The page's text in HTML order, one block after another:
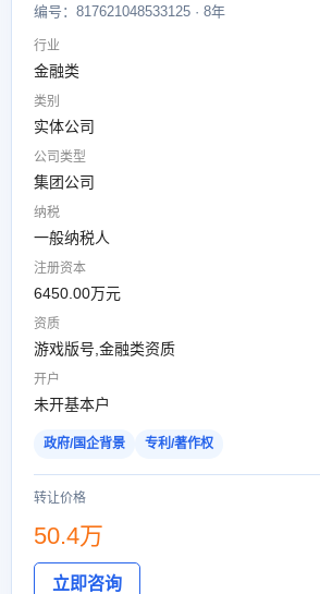
编号：817621048533125 · 8年
行业
金融类
类别
实体公司
公司类型
集团公司
纳税
一般纳税人
注册资本
6450.00万元
资质
游戏版号,金融类资质
开户
未开基本户
政府/国企背景 专利/著作权
转让价格
50.4万
立即咨询